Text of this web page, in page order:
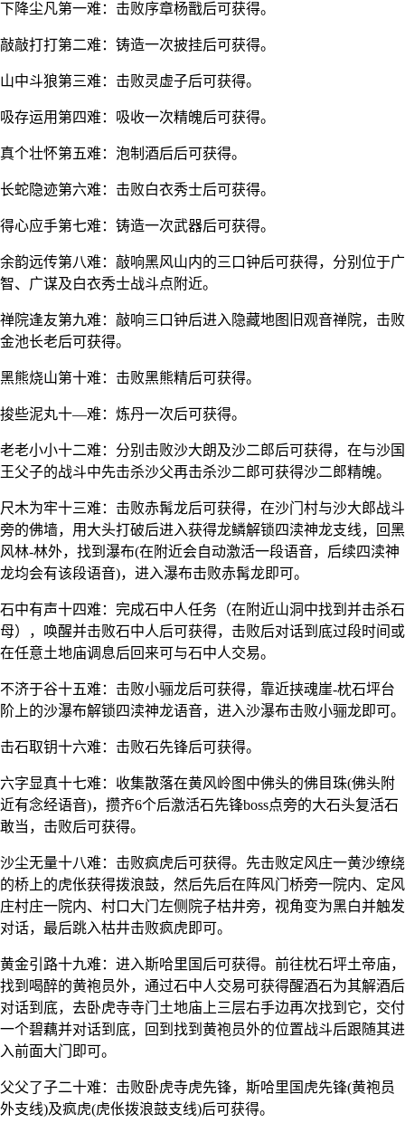
下降尘凡第一难：击败序章杨戬后可获得。
敲敲打打第二难：铸造一次披挂后可获得。
山中斗狼第三难：击败灵虚子后可获得。
吸存运用第四难：吸收一次精魄后可获得。
真个壮怀第五难：泡制酒后后可获得。
长蛇隐迹第六难：击败白衣秀士后可获得。
得心应手第七难：铸造一次武器后可获得。
余韵远传第八难：敲响黑风山内的三口钟后可获得，分别位于广
智、广谋及白衣秀士战斗点附近。
禅院逢友第九难：敲响三口钟后进入隐藏地图旧观音禅院，击败
金池长老后可获得。
黑熊烧山第十难：击败黑熊精后可获得。
捘些泥丸十—难：炼丹一次后可获得。
老老小小十二难：分别击败沙大朗及沙二郎后可获得，在与沙国
王父子的战斗中先击杀沙父再击杀沙二郎可获得沙二郎精魄。
尺木为牢十三难：击败赤髯龙后可获得，在沙门村与沙大郎战斗
旁的佛墙，用大头打破后进入获得龙鳞解锁四渎神龙支线，回黑
风林-林外，找到瀑布(在附近会自动激活一段语音，后续四渎神
龙均会有该段语音)，进入瀑布击败赤髯龙即可。
石中有声十四难：完成石中人任务（在附近山洞中找到并击杀石
母），唤醒并击败石中人后可获得，击败后对话到底过段时间或
在任意土地庙调息后回来可与石中人交易。
不济于谷十五难：击败小骊龙后可获得，靠近挟魂崖-枕石坪台
阶上的沙瀑布解锁四渎神龙语音，进入沙瀑布击败小骊龙即可。
击石取钥十六难：击败石先锋后可获得。
六字显真十七难：收集散落在黄风岭图中佛头的佛目珠(佛头附
近有念经语音)，攒齐6个后激活石先锋boss点旁的大石头复活石
敢当，击败后可获得。
沙尘无量十八难：击败疯虎后可获得。先击败定风庄一黄沙缭绕
的桥上的虎伥获得拨浪鼓，然后先后在阵风门桥旁一院内、定风
庄村庄一院内、村口大门左侧院子枯井旁，视角变为黑白并触发
对话，最后跳入枯井击败疯虎即可。
黄金引路十九难：进入斯哈里国后可获得。前往枕石坪土帝庙，
找到喝醉的黄袍员外，通过石中人交易可获得醒酒石为其解酒后
对话到底，去卧虎寺寺门土地庙上三层右手边再次找到它，交付
一个碧藕并对话到底，回到找到黄袍员外的位置战斗后跟随其进
入前面大门即可。
父父了子二十难：击败卧虎寺虎先锋，斯哈里国虎先锋(黄袍员
外支线)及疯虎(虎伥拨浪鼓支线)后可获得。